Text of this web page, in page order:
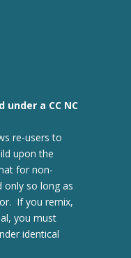
a CC NC
re-users to
upon the
for non-
only so long as
If you remix,
you must
identical